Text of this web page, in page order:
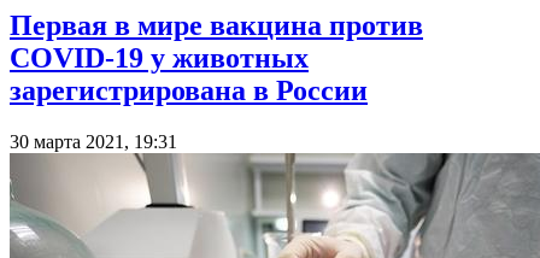
Первая в мире вакцина против
COVID-19 у животных
зарегистрирована в России
30 марта 2021, 19:31